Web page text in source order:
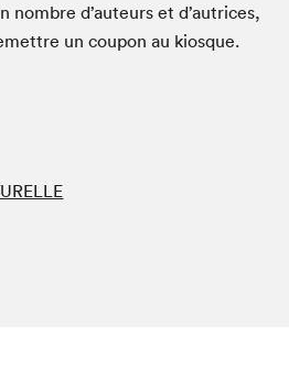
nom­bre d’auteurs et d’autrices,
un coupon au kiosque.